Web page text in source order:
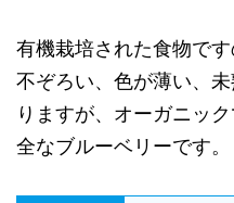
有機栽培された食物で
不ぞろい、色が薄い、
りますが、オーガニッ
全なブルーベリーです。